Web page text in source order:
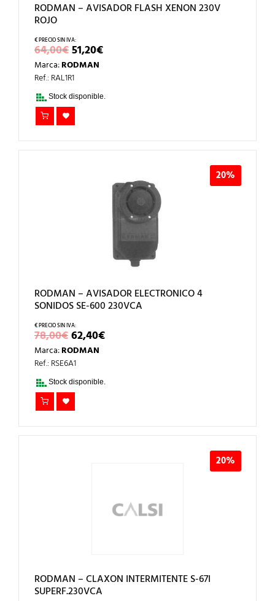
RODMAN – AVISADOR FLASH XENON 230V
ROJO
64,00€EL
PRECIO
ORIGINAL
ERA:
64,00€.
51,20€EL
PRECIO
Marca:RODMAN
Ref.: RAL1R1
Stock disponible.
20%
RODMAN – AVISADOR ELECTRONICO 4
SONIDOS SE-600 230VCA
78,00€EL
PRECIO
ORIGINAL
ERA:
78,00€.
62,40€EL
PRECIO
Marca:RODMAN
Ref.: RSE6A1
Stock disponible.
20%
RODMAN – CLAXON INTERMITENTE S-67I
SUPERF.230VCA